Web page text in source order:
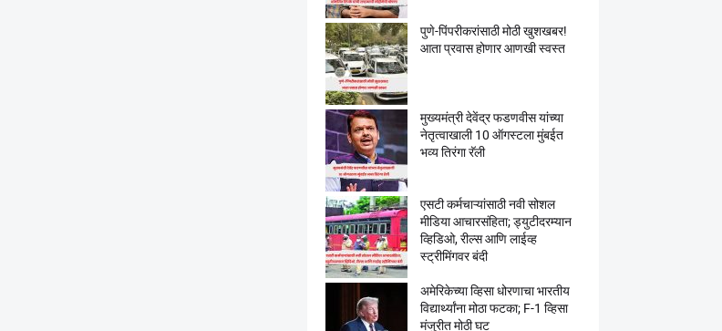
पुणे-पिंपरीकरांसाठी मोठी खुशखबर!
आता प्रवास होणार आणखी स्वस्त
मुख्यमंत्री देवेंद्र फडणवीस यांच्या
नेतृत्वाखाली 10 ऑगस्टला मुंबईत
भव्य तिरंगा रॅली
एसटी कर्मचाऱ्यांसाठी नवी सोशल
मीडिया आचारसंहिता; ड्युटीदरम्यान
व्हिडिओ, रील्स आणि लाईव्ह
स्ट्रीमिंगवर बंदी
अमेरिकेच्या व्हिसा धोरणाचा भारतीय
विद्यार्थ्यांना मोठा फटका; F-1 व्हिसा
मंजुरीत मोठी घट